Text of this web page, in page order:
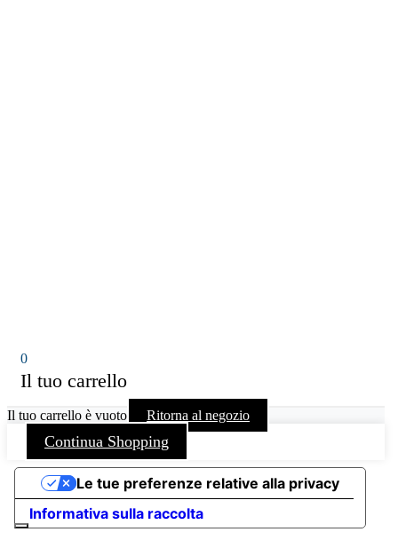
0
Il tuo carrello
Il tuo carrello è vuoto Ritorna al negozio
Continua Shopping
Informativa sulla raccolta
Le tue preferenze relative alla privacy